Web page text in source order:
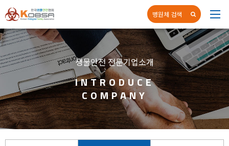
병원체 검색
네
생물안전 전문기업소개
INTRODUCE
COMPANY